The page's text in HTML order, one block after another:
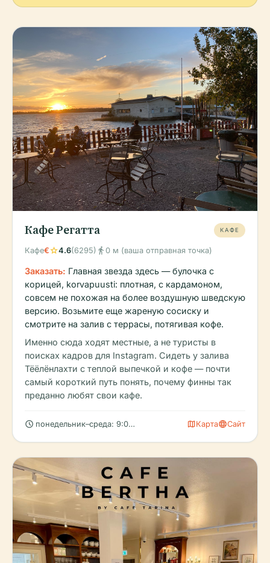
Кафе Регатта КАФЕ
Кафе€star4.6(6295) directions_walk 0 м (ваша отправная точка)
Заказать: Главная звезда здесь — булочка с
корицей, korvapuusti: плотная, с кардамоном,
совсем не похожая на более воздушную шведскую
версию. Возьмите еще жареную сосиску и
смотрите на залив с террасы, потягивая кофе.
Именно сюда ходят местные, а не туристы в
поисках кадров для Instagram. Сидеть у залива
Тёёлёнлахти с теплой выпечкой и кофе — почти
самый короткий путь понять, почему финны так
преданно любят свои кафе.
schedule понедельник–среда: 9:00 – 20:00 mapКартаlanguageСайт